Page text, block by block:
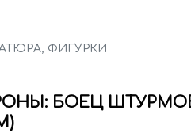
ФИГУРКИ
БОЕЦ